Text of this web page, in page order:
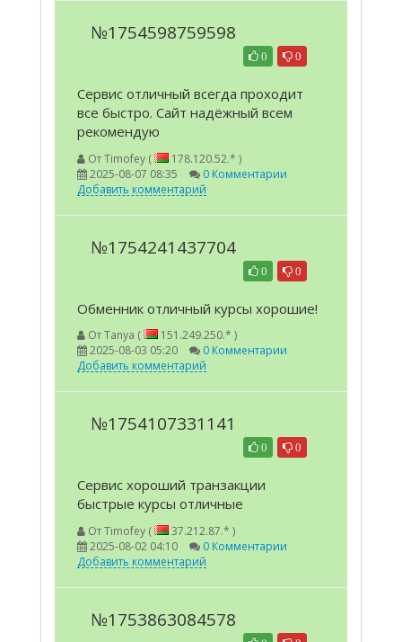
№1754598759598
0
0
Сервис отличный всегда проходит
все быстро. Сайт надёжный всем
рекомендую
ОтTimofey (
178.120.52.* )
2025-08-07 08:35
0 Комментарии
Добавить комментарий
№1754241437704
0
0
Обменник отличный курсы хорошие!
ОтTanya (
151.249.250.* )
2025-08-03 05:20
0 Комментарии
Добавить комментарий
№1754107331141
0
0
Сервис хороший транзакции
быстрые курсы отличные
ОтTimofey (
37.212.87.* )
2025-08-02 04:10
0 Комментарии
Добавить комментарий
№1753863084578